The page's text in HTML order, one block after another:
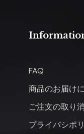
FAQ
商品のお届け
ご注文の取り
プライバシポ